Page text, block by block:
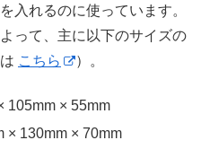
入れるのに使っています。
って、主に以下のサイズの
こちら ）。
105mm × 55mm
× 130mm × 70mm